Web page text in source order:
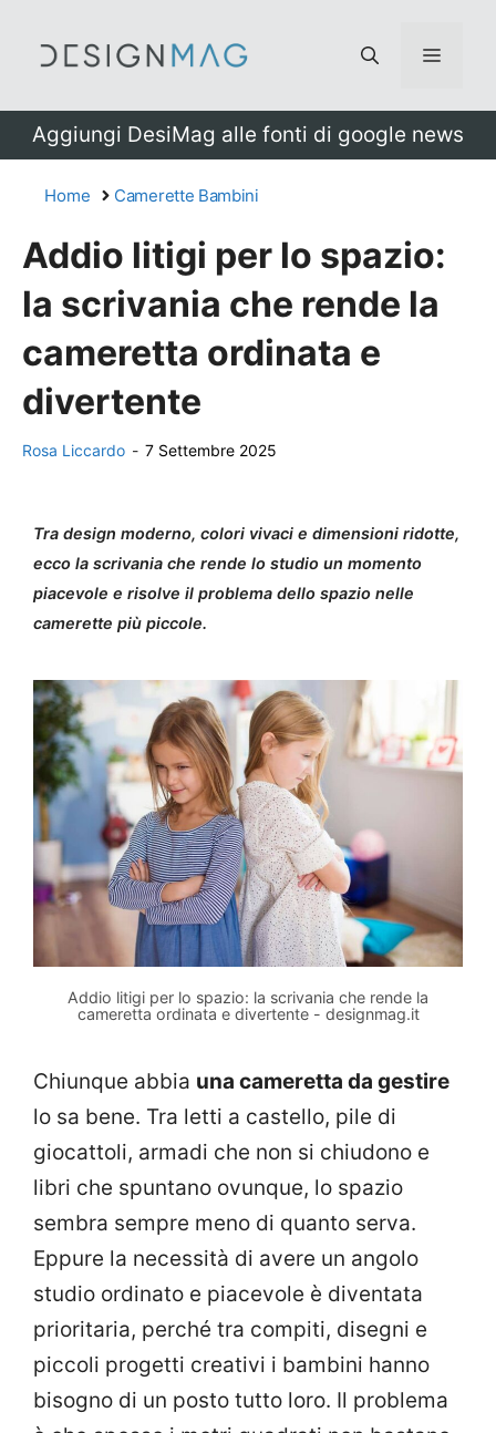
Menu
Aggiungi DesiMag alle fonti di google news
Home Camerette Bambini
Addio litigi per lo spazio:
la scrivania che rende la
cameretta ordinata e
divertente
Rosa Liccardo - 7 Settembre 2025
Tra design moderno, colori vivaci e dimensioni ridotte,
ecco la scrivania che rende lo studio un momento
piacevole e risolve il problema dello spazio nelle
camerette più piccole.
Addio litigi per lo spazio: la scrivania che rende la
cameretta ordinata e divertente - designmag.it
Chiunque abbia una cameretta da gestire
lo sa bene. Tra letti a castello, pile di
giocattoli, armadi che non si chiudono e
libri che spuntano ovunque, lo spazio
sembra sempre meno di quanto serva.
Eppure la necessità di avere un angolo
studio ordinato e piacevole è diventata
prioritaria, perché tra compiti, disegni e
piccoli progetti creativi i bambini hanno
bisogno di un posto tutto loro. Il problema